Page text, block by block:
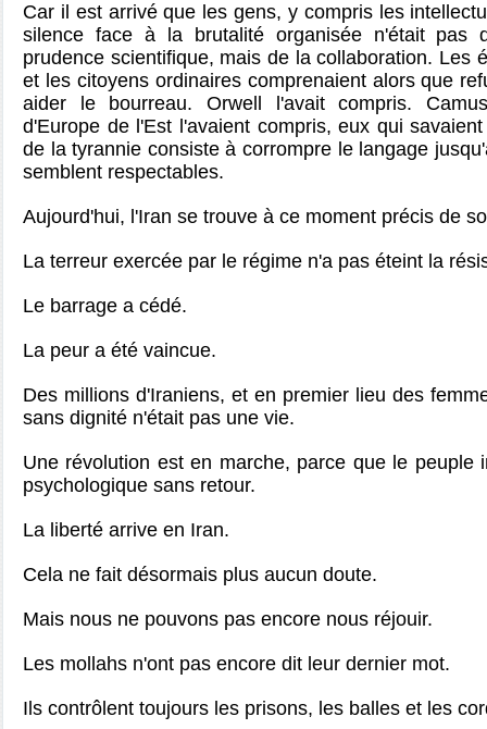
Car il est arrivé que les gens, y compris les
silence face à la brutalité organisée n'était pas
prudence scientifique, mais de la collaboration. Les
et les citoyens ordinaires comprenaient alors que
aider le bourreau. Orwell l'avait compris.
d'Europe de l'Est l'avaient compris, eux qui
de la tyrannie consiste à corrompre le langage
semblent respectables.
Aujourd'hui, l'Iran se trouve à ce moment précis de
La terreur exercée par le régime n'a pas éteint la
Le barrage a cédé.
La peur a été vaincue.
Des millions d'Iraniens, et en premier lieu des
sans dignité n'était pas une vie.
Une révolution est en marche, parce que le peuple
psychologique sans retour.
La liberté arrive en Iran.
Cela ne fait désormais plus aucun doute.
Mais nous ne pouvons pas encore nous réjouir.
Les mollahs n'ont pas encore dit leur dernier mot.
Ils contrôlent toujours les prisons, les balles et les